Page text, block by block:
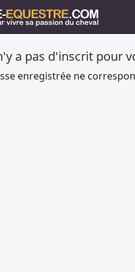
a pas d'inscrit pour
enregistrée ne